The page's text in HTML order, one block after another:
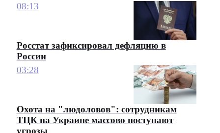
08:13
Росстат зафиксировал дефляцию в
России
03:28
Охота на "людоловов": сотрудникам
ТЦК на Украине массово поступают
угрозы